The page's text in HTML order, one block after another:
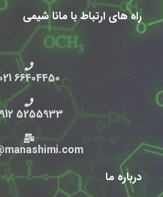
راه های ارتباط با مانا شیمی
66404450 021
5255933 0912
درباره ما